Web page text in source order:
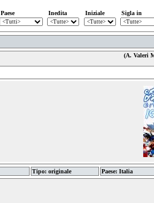
Paese Inedita Iniziale Sigla in
(A. Valeri
Tipo: originale
Paese: Italia